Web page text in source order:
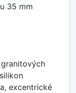
35 mm
excentrické